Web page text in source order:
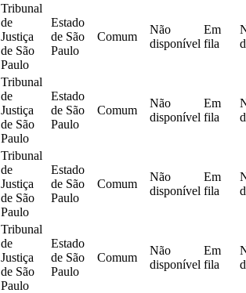
Tribunal
de
Justiça
de São
Paulo
Estado
de São
Paulo
Comum
Não
disponível
Em
fila
Tribunal
de
Justiça
de São
Paulo
Estado
de São
Paulo
Comum
Não
disponível
Em
fila
Tribunal
de
Justiça
de São
Paulo
Estado
de São
Paulo
Comum
Não
disponível
Em
fila
Tribunal
de
Justiça
de São
Paulo
Estado
de São
Paulo
Comum
Não
disponível
Em
fila